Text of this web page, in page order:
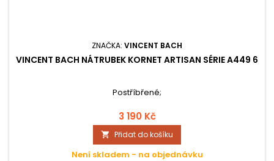
ZNAČKA: VINCENT BACH
VINCENT BACH NÁTRUBEK KORNET ARTISAN SÉRIE A449 6
Postříbřené;
3 190 Kč
 Přidat do košíku
Není skladem - na objednávku